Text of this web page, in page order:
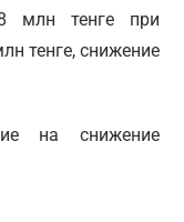
млн тенге при
тенге, снижение
на снижение